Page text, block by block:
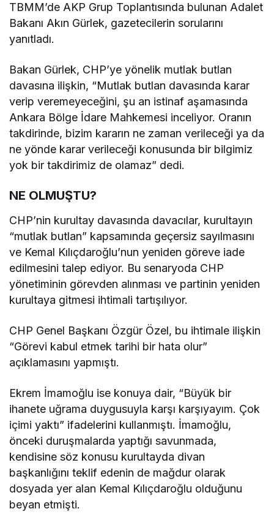
TBMM’de AKP Grup Toplantısında bulunan Adalet
Bakanı Akın Gürlek, gazetecilerin sorularını
yanıtladı.
Bakan Gürlek, CHP’ye yönelik mutlak butlan
davasına ilişkin, “Mutlak butlan davasında karar
verip veremeyeceğini, şu an istinaf aşamasında
Ankara Bölge İdare Mahkemesi inceliyor. Oranın
takdirinde, bizim kararın ne zaman verileceği ya da
ne yönde karar verileceği konusunda bir bilgimiz
yok bir takdirimiz de olamaz” dedi.
NE OLMUŞTU?
CHP’nin kurultay davasında davacılar, kurultayın
“mutlak butlan” kapsamında geçersiz sayılmasını
ve Kemal Kılıçdaroğlu’nun yeniden göreve iade
edilmesini talep ediyor. Bu senaryoda CHP
yönetiminin görevden alınması ve partinin yeniden
kurultaya gitmesi ihtimali tartışılıyor.
CHP Genel Başkanı Özgür Özel, bu ihtimale ilişkin
“Görevi kabul etmek tarihi bir hata olur”
açıklamasını yapmıştı.
Ekrem İmamoğlu ise konuya dair, “Büyük bir
ihanete uğrama duygusuyla karşı karşıyayım. Çok
içimi yaktı” ifadelerini kullanmıştı. İmamoğlu,
önceki duruşmalarda yaptığı savunmada,
kendisine söz konusu kurultayda divan
başkanlığını teklif edenin de mağdur olarak
dosyada yer alan Kemal Kılıçdaroğlu olduğunu
beyan etmişti.